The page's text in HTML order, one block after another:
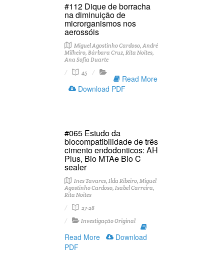
#112 Dique de borracha
na diminuição de
microrganismos nos
aerossóis
Miguel Agostinho Cardoso, André
Milheiro, Bárbara Cruz, Rita Noites,
Ana Sofia Duarte
45
Read More
Download PDF
#065 Estudo da
biocompatibilidade de três
cimento endodonticos: AH
Plus, Bio MTAe Bio C
sealer
Ines Tavares, Ilda Ribeiro, Miguel
Agostinho Cardoso, Isabel Carreira,
Rita Noites
27-28
Investigação Original
Read More
Download
PDF